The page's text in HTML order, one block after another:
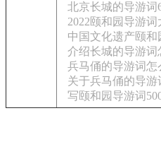
北京长城的导游词
2022颐和园导游词
中国文化遗产颐和
介绍长城的导游词
兵马俑的导游词怎
关于兵马俑的导游
写颐和园导游词